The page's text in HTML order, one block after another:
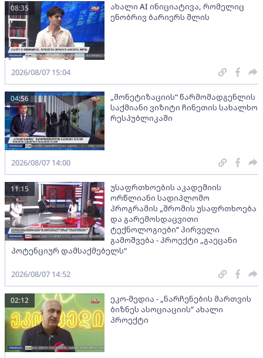
ახალი AI ინიციატივა, რომელიც
ენობრივ ბარიერს შლის
08:35
2026/08/07 15:04
„მონეტიზაციის“ წარმომადგენლის
საქმიანი ვიზიტი ჩინეთის სახალხო
რესპუბლიკაში
04:56
2026/08/07 14:00
უსაფრთხოების აკადემიის
ორწლიანი სადიპლომო
პროგრამის „შრომის უსაფრთხოება
და გარემოსდაცვითი
ტექნოლოგიები“ პირველი
გამოშვება - პროექტი „გაეცანი
პოტენციურ დამსაქმებელს“
11:15
2026/08/07 14:52
ეკო-მედია - „ნარჩენების მართვის
ბიზნეს ასოციაციის” ახალი
პროექტი
02:12